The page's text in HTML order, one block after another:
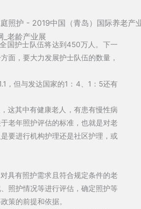
国护士队伍将达到450万人。下一
面，要大力发展护士队伍的数量，
，但与发达国家的1：4、1：5还有
这其中有健康老人，有患有慢性病
老年照护评估的标准，也就是对老
要进行机构护理还是社区护理，或
具有照护需求且符合规定条件的老
照护情况等进行评估，确定照护等
策的前提和依据。